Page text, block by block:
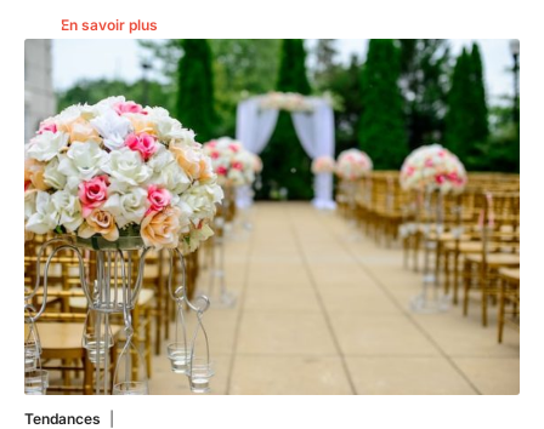
En savoir plus
Tendances